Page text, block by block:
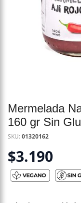
Mermelada
160 gr Sin
SKU:01320162
$3.190